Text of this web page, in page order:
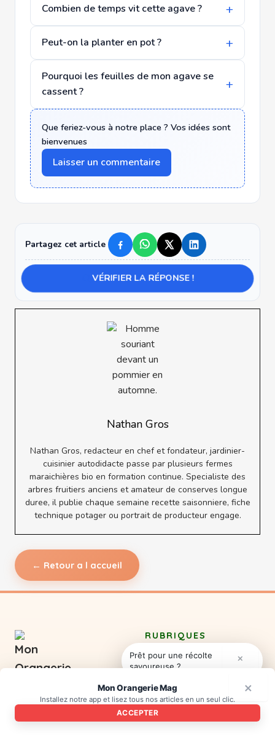
Combien de temps vit cette agave ?
Peut-on la planter en pot ?
Pourquoi les feuilles de mon agave se
cassent ?
Que feriez-vous à notre place ? Vos idées sont
bienvenues
Laisser un commentaire
Partagez cet article
VÉRIFIER LA RÉPONSE !
Nathan Gros
Nathan Gros, redacteur en chef et fondateur, jardinier-
cuisinier autodidacte passe par plusieurs fermes
maraichières bio en formation continue. Specialiste des
arbres fruitiers anciens et amateur de conserves longue
duree, il publie chaque semaine recette saisonniere, fiche
technique potager ou portrait de producteur engage.
← Retour a l accueil
Le magazine en ligne du
jardin gourmand et du
verger nourricier
RUBRIQUES
Actu Jardin
Potager
Verger
×
Prêt pour une récolte
savoureuse ?
×
Mon Orangerie Mag
Installez notre app et lisez tous nos articles en un seul clic.
ACCEPTER